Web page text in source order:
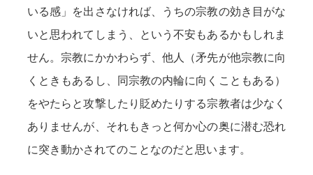
いる感」を出さなければ、うちの宗教の効き目がな
いと思われてしまう、という不安もあるかもしれま
せん。宗教にかかわらず、他人（矛先が他宗教に向
くときもあるし、同宗教の内輪に向くこともある）
をやたらと攻撃したり貶めたりする宗教者は少なく
ありませんが、それもきっと何か心の奥に潜む恐れ
に突き動かされてのことなのだと思います。